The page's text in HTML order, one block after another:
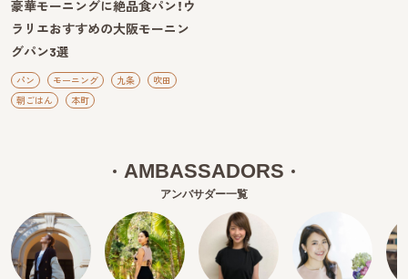
豪華モーニングに絶品食パン！ウ
ラリエおすすめの大阪モーニン
グパン3選
パン モーニング 九条
吹田
朝ごはん
本町
AMBASSADORS
アンバサダー一覧